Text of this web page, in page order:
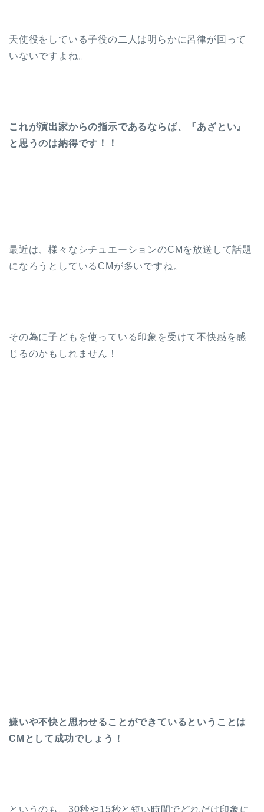
天使役をしている子役の二人は明らかに呂律が回って
いないですよね。
これが演出家からの指示であるならば、『あざとい』
と思うのは納得です！！
最近は、様々なシチュエーションのCMを放送して話題
になろうとしているCMが多いですね。
その為に子どもを使っている印象を受けて不快感を感
じるのかもしれません！
嫌いや不快と思わせることができているということは
CMとして成功でしょう！
というのも、30秒や15秒と短い時間でどれだけ印象に